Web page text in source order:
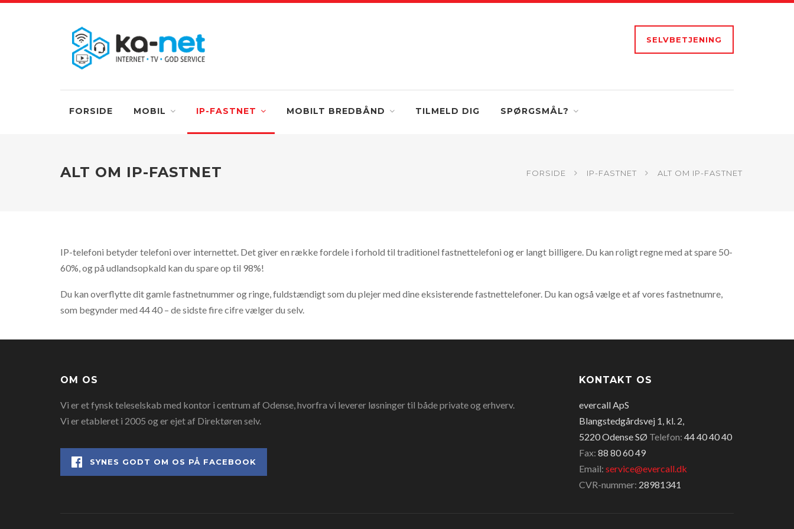
SELVBETJENING
FORSIDE MOBIL IP-FASTNET MOBILT BREDBÅND TILMELD DIG SPØRGSMÅL?
ALT OM IP-FASTNET FORSIDE IP-FASTNET ALT OM IP-FASTNET
IP-telefoni betyder telefoni over internettet. Det giver en række fordele i forhold til traditionel fastnettelefoni og er langt billigere. Du kan roligt regne med at spare 50-
60%, og på udlandsopkald kan du spare op til 98%!
Du kan overflytte dit gamle fastnetnummer og ringe, fuldstændigt som du plejer med dine eksisterende fastnettelefoner. Du kan også vælge et af vores fastnetnumre,
som begynder med 44 40 – de sidste fire cifre vælger du selv.
OM OS
Vi er et fynsk teleselskab med kontor i centrum af Odense, hvorfra vi leverer løsninger til både private og erhverv.
Vi er etableret i 2005 og er ejet af Direktøren selv.
SYNES GODT OM OS PÅ FACEBOOK
KONTAKT OS
evercall ApS
Blangstedgårdsvej 1, kl. 2,
5220 Odense SØ Telefon: 44 40 40 40
Fax: 88 80 60 49
Email: service@evercall.dk
CVR-nummer: 28981341